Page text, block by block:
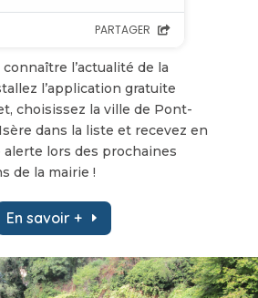
l’actualité de la
l’application gratuite
choisissez la ville de Pont-
dans la liste et recevez en
lors des prochaines
de la mairie !
En savoir +